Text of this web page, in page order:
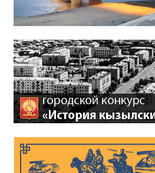
Глава города Кызыла
Ирина Казанцева
поздравила с 92-летием
Почётного гражданина
города Кызыла Григория
Чоодуевича Ширшина
05.08.2026